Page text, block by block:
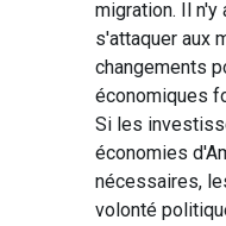
migration. Il n'y
s'attaquer aux
changements
économiques
Si les
économies
nécessaires,
volonté